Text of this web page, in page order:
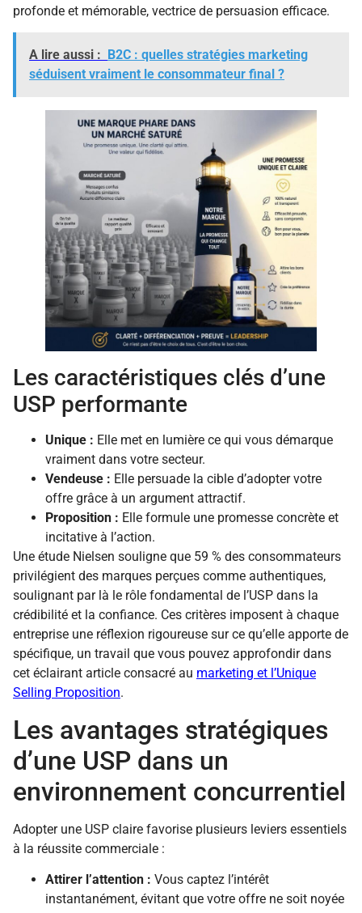
profonde et mémorable, vectrice de persuasion efficace.
A lire aussi :
B2C : quelles stratégies marketing
séduisent vraiment le consommateur final ?
Les caractéristiques clés d’une
USP performante
Unique : Elle met en lumière ce qui vous démarque
vraiment dans votre secteur.
Vendeuse : Elle persuade la cible d’adopter votre
offre grâce à un argument attractif.
Proposition : Elle formule une promesse concrète et
incitative à l’action.
Une étude Nielsen souligne que 59 % des consommateurs
privilégient des marques perçues comme authentiques,
soulignant par là le rôle fondamental de l’USP dans la
crédibilité et la confiance. Ces critères imposent à chaque
entreprise une réflexion rigoureuse sur ce qu’elle apporte de
spécifique, un travail que vous pouvez approfondir dans
cet éclairant article consacré au marketing et l’Unique
Selling Proposition.
Les avantages stratégiques
d’une USP dans un
environnement concurrentiel
Adopter une USP claire favorise plusieurs leviers essentiels
à la réussite commerciale :
Attirer l’attention : Vous captez l’intérêt
instantanément, évitant que votre offre ne soit noyée